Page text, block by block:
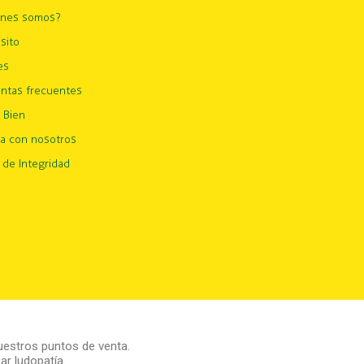
somos?
frecuentes
Bien
con nosotros
de Integridad
puntos de venta.
ludopatía.